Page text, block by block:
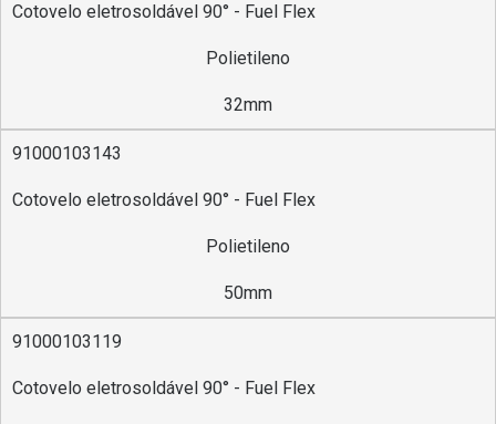
Cotovelo eletrosoldável 90° - Fuel Flex
Polietileno
32mm
91000103143
Cotovelo eletrosoldável 90° - Fuel Flex
Polietileno
50mm
91000103119
Cotovelo eletrosoldável 90° - Fuel Flex